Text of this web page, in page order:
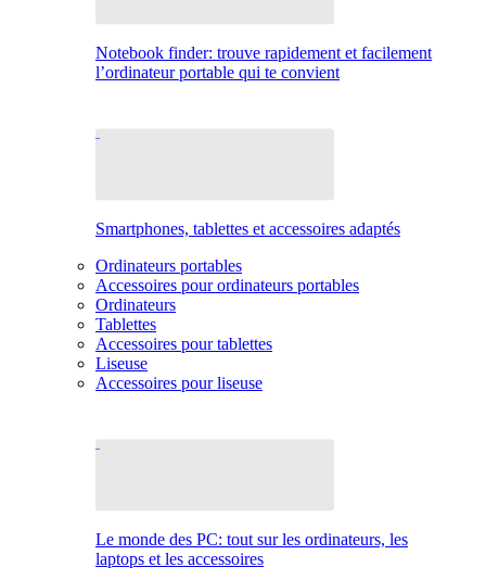
Notebook finder: trouve rapidement et facilement
l’ordinateur portable qui te convient
Smartphones, tablettes et accessoires adaptés
Ordinateurs portables
Accessoires pour ordinateurs portables
Ordinateurs
Tablettes
Accessoires pour tablettes
Liseuse
Accessoires pour liseuse
Le monde des PC: tout sur les ordinateurs, les
laptops et les accessoires